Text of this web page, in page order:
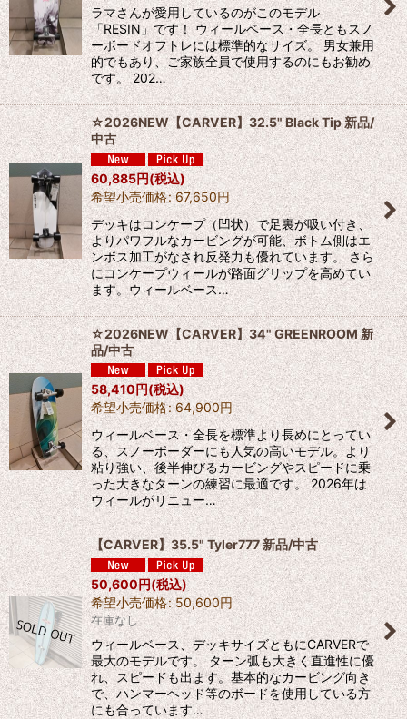
ラマさんが愛用しているのがこのモデル
「RESIN」です！ ウィールベース・全長ともスノ
ーボードオフトレには標準的なサイズ。 男女兼用
的でもあり、ご家族全員で使用するのにもお勧め
です。 202…
☆2026NEW【CARVER】32.5" Black Tip 新品/
中古
60,885円(税込)
希望小売価格: 67,650円
デッキはコンケープ（凹状）で足裏が吸い付き、
よりパワフルなカービングが可能、ボトム側はエ
ンボス加工がなされ反発力も優れています。 さら
にコンケープウィールが路面グリップを高めてい
ます。ウィールベース…
☆2026NEW【CARVER】34" GREENROOM 新
品/中古
58,410円(税込)
希望小売価格: 64,900円
ウィールベース・全長を標準より長めにとってい
る、スノーボーダーにも人気の高いモデル。より
粘り強い、後半伸びるカービングやスピードに乗
った大きなターンの練習に最適です。 2026年は
ウィールがリニュー…
【CARVER】35.5" Tyler777 新品/中古
50,600円(税込)
希望小売価格: 50,600円
在庫なし
ウィールベース、デッキサイズともにCARVERで
最大のモデルです。 ターン弧も大きく直進性に優
れ、スピードも出ます。基本的なカービング向き
で、ハンマーヘッド等のボードを使用している方
にも合っています…